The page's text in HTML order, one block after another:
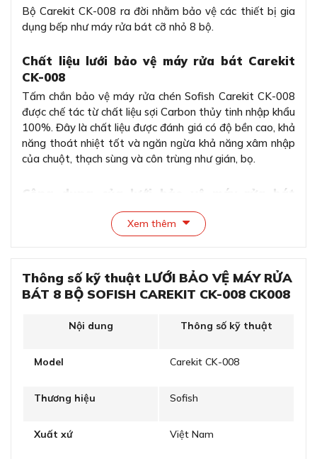
Bộ Carekit CK-008 ra đời nhằm bảo vệ các thiết bị gia
dụng bếp như máy rửa bát cỡ nhỏ 8 bộ.
Chất liệu lưới bảo vệ máy rửa bát Carekit
CK-008
Tấm chắn bảo vệ máy rửa chén Sofish Carekit CK-008
được chế tác từ chất liệu sợi Carbon thủy tinh nhập khẩu
100%. Đây là chất liệu được đánh giá có độ bền cao, khả
năng thoát nhiệt tốt và ngăn ngừa khả năng xâm nhập
của chuột, thạch sùng và côn trùng như gián, bọ.
Công dụng của lưới bảo vệ máy rửa bát
Chống lại sự xâm nhập của côn trùng như gián, chuột,
Nâng cao tuổi đời của sản phẩm máy rửa bát
Tạo sự thông thoáng, tăng hiệu suất cao
Carekit CK-008
Xem thêm
Thông số kỹ thuật LƯỚI BẢO VỆ MÁY RỬA
BÁT 8 BỘ SOFISH CAREKIT CK-008 CK008
Nội dung Thông số kỹ thuật
Model Carekit CK-008
Thương hiệu Sofish
Xuất xứ Việt Nam